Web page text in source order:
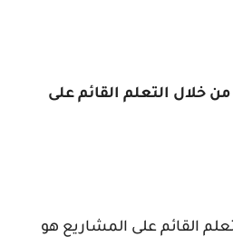
خلال التعلم القائم على
القائم على المشاريع هو